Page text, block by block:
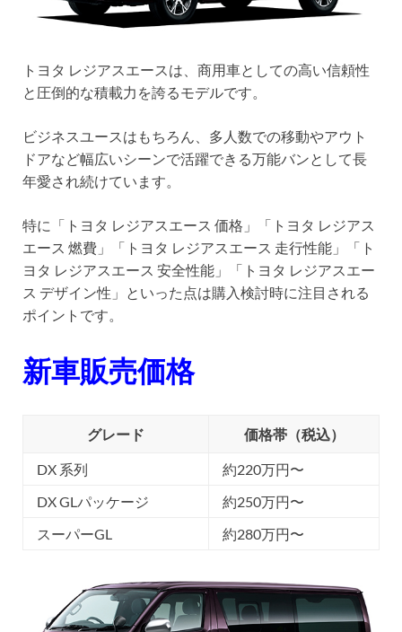
トヨタ レジアスエースは、商用車としての高い信頼性
と圧倒的な積載力を誇るモデルです。
ビジネスユースはもちろん、多人数での移動やアウト
ドアなど幅広いシーンで活躍できる万能バンとして長
年愛され続けています。
特に「トヨタ レジアスエース 価格」「トヨタ レジアス
エース 燃費」「トヨタ レジアスエース 走行性能」「ト
ヨタ レジアスエース 安全性能」「トヨタ レジアスエー
ス デザイン性」といった点は購入検討時に注目される
ポイントです。
新車販売価格
グレード 価格帯（税込）
DX 系列
約220万円〜
DX GLパッケージ
約250万円〜
スーパーGL
約280万円〜